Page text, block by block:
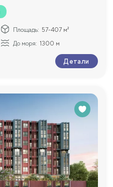
Площадь: 57-407 м²
До моря: 1300 м
Детали